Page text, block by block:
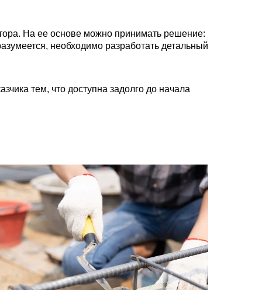
На ее основе можно принимать решение:
необходимо разработать детальный
тем, что доступна задолго до начала